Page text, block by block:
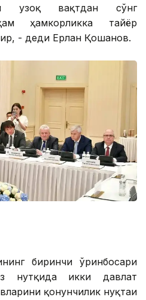
узоқ вақтдан сўнг
ҳамкорликка тайёр
- деди Ерлан Қошанов.
биринчи ўринбосари
нутқида икки давлат
қонунчилик нуқтаи